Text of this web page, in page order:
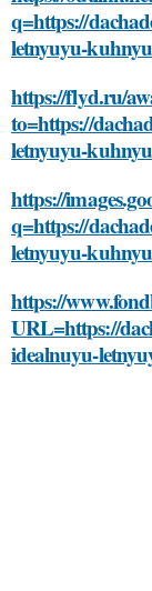
q=https://
letnyuyu-
https://flyd.ru/
to=https://
letnyuyu-
https://
q=https://
letnyuyu-
https://
URL=https://
idealnuyu-